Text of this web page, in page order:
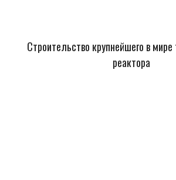
Строительство крупнейшего в
реактора